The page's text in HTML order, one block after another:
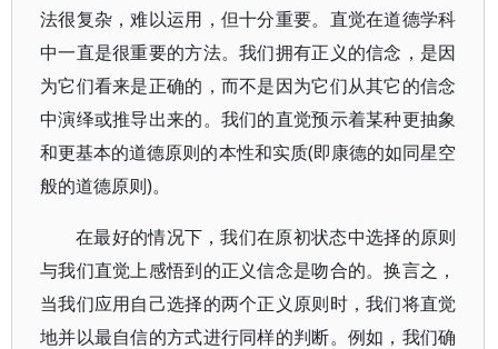
法很复杂，难以运用，但十分重要。直觉在道德学科
中一直是很重要的方法。我们拥有正义的信念，是因
为它们看来是正确的，而不是因为它们从其它的信念
中演绎或推导出来的。我们的直觉预示着某种更抽象
和更基本的道德原则的本性和实质(即康德的如同星空
般的道德原则)。
在最好的情况下，我们在原初状态中选择的原则
与我们直觉上感悟到的正义信念是吻合的。换言之，
当我们应用自己选择的两个正义原则时，我们将直觉
地并以最自信的方式进行同样的判断。例如，我们确